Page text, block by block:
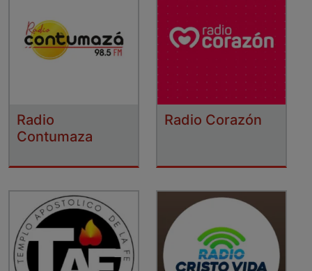
Radio
Contumaza
Radio Corazón